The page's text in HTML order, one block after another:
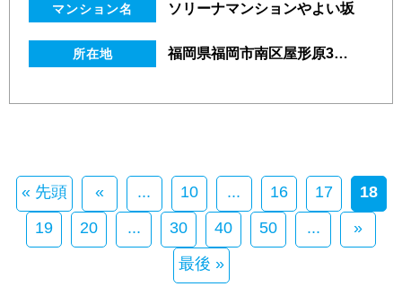
マンション名 ソリーナマンションやよい坂
所在地 福岡県福岡市南区屋形原3丁目33番23号
« 先頭 « ... 10 ... 16 17
18
19
20 ... 30 40 50 ...
»
最後 »